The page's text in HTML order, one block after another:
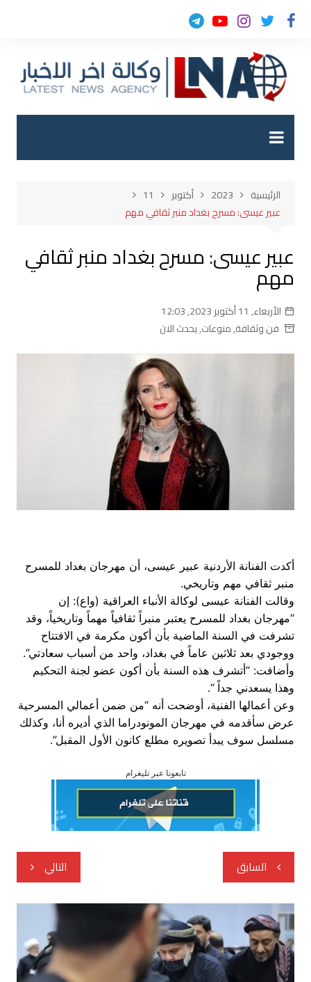
التجاوز
الرئيسية 2023 أكتوبر
11
عبير عيسى: مسرح بغداد منبر ثقافي مهم
عبير عيسى: مسرح بغداد منبر ثقافي
مهم
الأربعاء, 11 أكتوبر 2023, 12:03
فن وثقافة,منوعات,يحدث الان
أكدت الفنانة الأردنية عبير عيسى، أن مهرجان بغداد للمسرح
منبر ثقافي مهم وتاريخي.
وقالت الفنانة عيسى لوكالة الأنباء العراقية (واع): إن
“مهرجان بغداد للمسرح يعتبر منبراً ثقافياً مهماً وتاريخياً، وقد
تشرفت في السنة الماضية بأن أكون مكرمة في الافتتاح
ووجودي بعد ثلاثين عاماً في بغداد، واحد من أسباب سعادتي”.
وأضافت: “أتشرف هذه السنة بأن أكون عضو لجنة التحكيم
وهذا يسعدني جداً “.
وعن أعمالها الفنية، أوضحت أنه “من ضمن أعمالي المسرحية
عرض سأقدمه في مهرجان المونودراما الذي أديره أنا، وكذلك
مسلسل سوف يبدأ تصويره مطلع كانون الأول المقبل”.
تابعونا عبر تليغرام
تصفّح
المقالات
السابق التالي